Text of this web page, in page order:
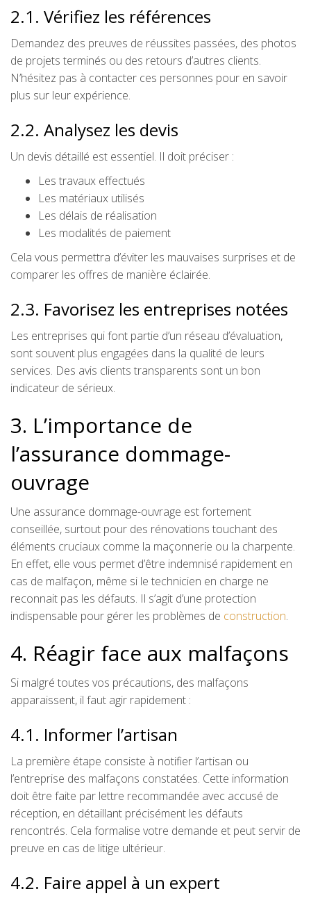
2.1. Vérifiez les références
Demandez des preuves de réussites passées, des photos
de projets terminés ou des retours d’autres clients.
N’hésitez pas à contacter ces personnes pour en savoir
plus sur leur expérience.
2.2. Analysez les devis
Un devis détaillé est essentiel. Il doit préciser :
Les travaux effectués
Les matériaux utilisés
Les délais de réalisation
Les modalités de paiement
Cela vous permettra d’éviter les mauvaises surprises et de
comparer les offres de manière éclairée.
2.3. Favorisez les entreprises notées
Les entreprises qui font partie d’un réseau d’évaluation,
sont souvent plus engagées dans la qualité de leurs
services. Des avis clients transparents sont un bon
indicateur de sérieux.
3. L’importance de
l’assurance dommage-
ouvrage
Une assurance dommage-ouvrage est fortement
conseillée, surtout pour des rénovations touchant des
éléments cruciaux comme la maçonnerie ou la charpente.
En effet, elle vous permet d’être indemnisé rapidement en
cas de malfaçon, même si le technicien en charge ne
reconnait pas les défauts. Il s’agit d’une protection
indispensable pour gérer les problèmes de construction.
4. Réagir face aux malfaçons
Si malgré toutes vos précautions, des malfaçons
apparaissent, il faut agir rapidement :
4.1. Informer l’artisan
La première étape consiste à notifier l’artisan ou
l’entreprise des malfaçons constatées. Cette information
doit être faite par lettre recommandée avec accusé de
réception, en détaillant précisément les défauts
rencontrés. Cela formalise votre demande et peut servir de
preuve en cas de litige ultérieur.
4.2. Faire appel à un expert